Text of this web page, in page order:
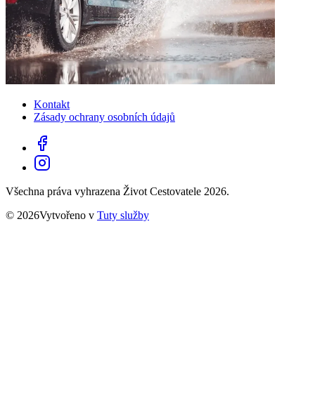
Kontakt
Zásady ochrany osobních údajů
Všechna práva vyhrazena Život Cestovatele 2026.
© 2026Vytvořeno v Tuty služby